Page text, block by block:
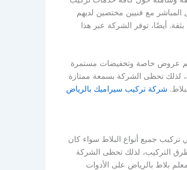
المباشر مع فنيين مختصين لديهم
أيضًا، توفر الشركة عبر هذا
عروض خاصة وتخفيضات مستمرة
لذلك تحظى الشركة بسمعة ممتازة
شركة تركيب سيراميك بالرياض
جميع أنواع البلاط سواء كان
التركيب، لذلك تحظى الشركة
بلاط بالرياض على الأدوات